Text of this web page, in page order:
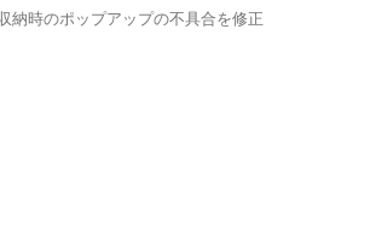
納時のポップアップの不具合を修正